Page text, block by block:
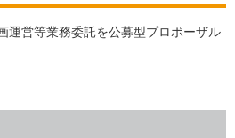
運営等業務委託を公募型プロポーザル